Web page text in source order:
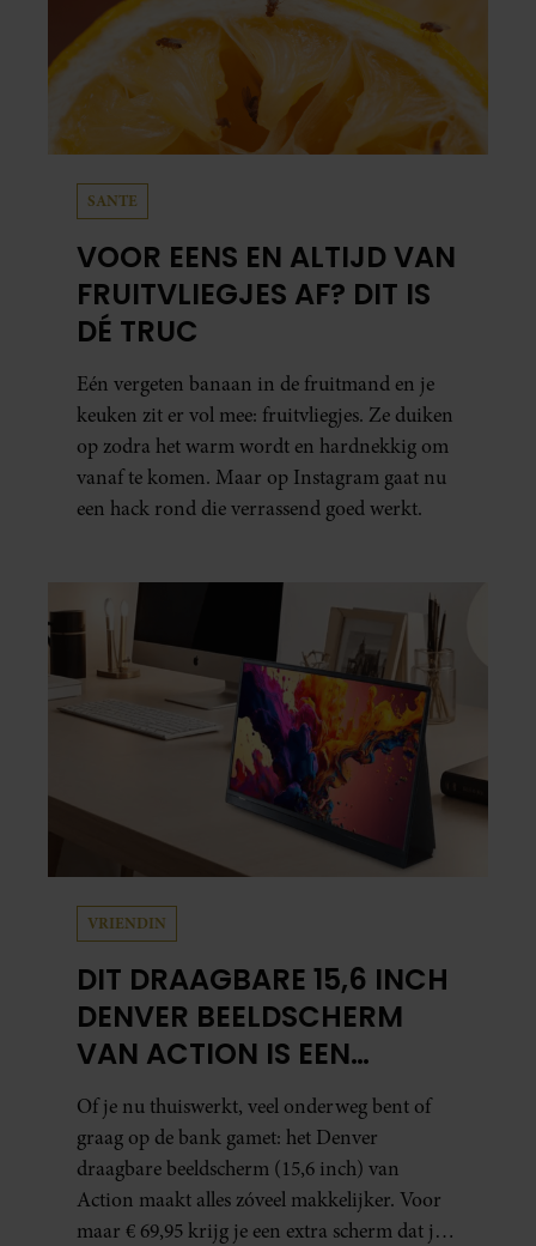
SANTE
VOOR EENS EN ALTIJD VAN
FRUITVLIEGJES AF? DIT IS
DÉ TRUC
Eén vergeten banaan in de fruitmand en je
keuken zit er vol mee: fruitvliegjes. Ze duiken
op zodra het warm wordt en hardnekkig om
vanaf te komen. Maar op Instagram gaat nu
een hack rond die verrassend goed werkt.
VRIENDIN
DIT DRAAGBARE 15,6 INCH
DENVER BEELDSCHERM
VAN ACTION IS EEN
GAMECHANGER VOOR
THUISWERKERS ÉN BINGE-
WATCHERS
Of je nu thuiswerkt, veel onderweg bent of
graag op de bank gamet: het Denver
draagbare beeldscherm (15,6 inch) van
Action maakt alles zóveel makkelijker. Voor
maar € 69,95 krijg je een extra scherm dat je